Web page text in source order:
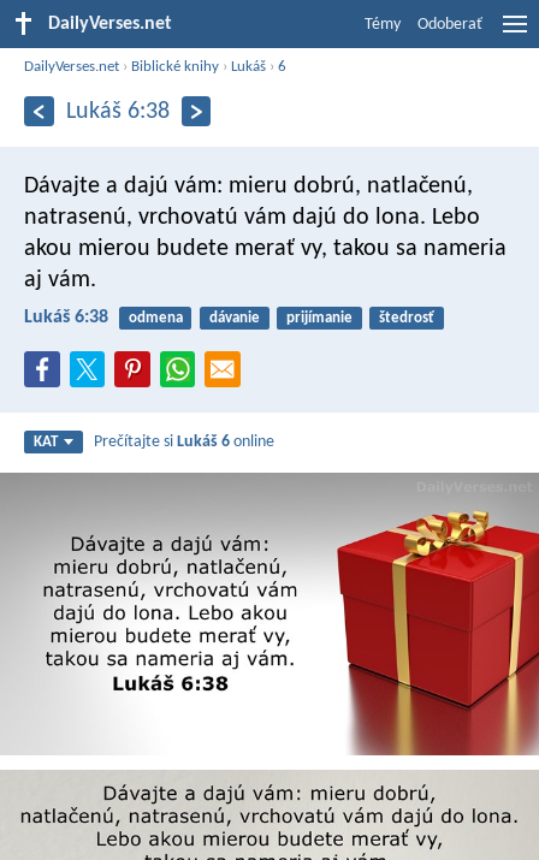
DailyVerses.net Témy Odoberať
DailyVerses.net › Biblické knihy ›Lukáš ›6
Lukáš 6:38
Dávajte a dajú vám: mieru dobrú, natlačenú,
natrasenú, vrchovatú vám dajú do lona. Lebo
akou mierou budete merať vy, takou sa nameria
aj vám.
Lukáš 6:38 odmena dávanie prijímanie štedrosť
KAT Prečítajte siLukáš 6 online